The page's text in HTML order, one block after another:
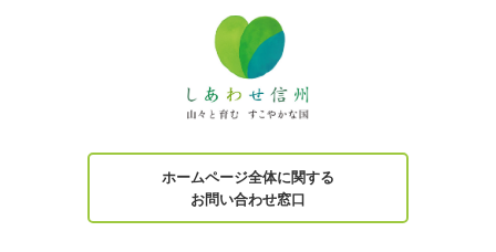
ホームページ全体に関する
お問い合わせ窓口